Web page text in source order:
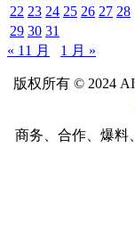
22 23 24 25 26 27 28
29 30 31
« 11 月
1 月 »
版权所有 © 2024
商务、合作、爆